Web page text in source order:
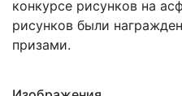
конкурсе рисунков на
рисунков были
призами.